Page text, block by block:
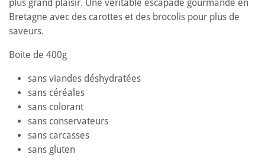
plus grand plaisir. Une véritable escapade gourmande en
Bretagne avec des carottes et des brocolis pour plus de
saveurs.
Boite de 400g
sans viandes déshydratées
sans céréales
sans colorant
sans conservateurs
sans carcasses
sans gluten